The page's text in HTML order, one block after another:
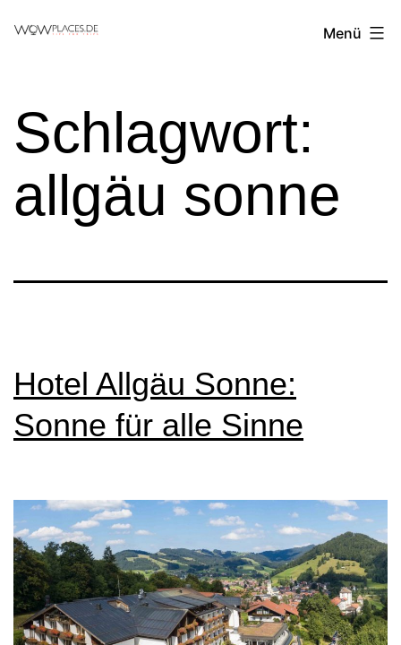
Reiseblog
Menü
Schlagwort:
allgäu sonne
Hotel Allgäu Sonne:
Sonne für alle Sinne